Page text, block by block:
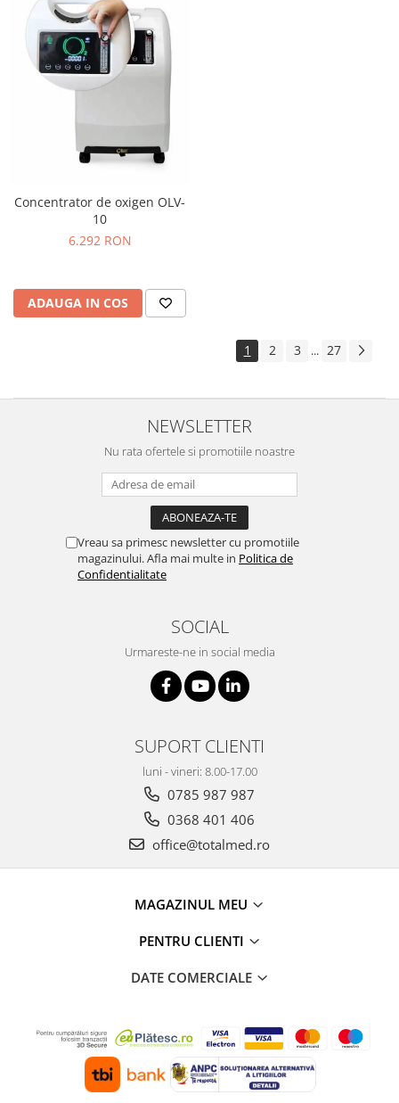
Concentrator de oxigen OLV-
10
6.292 RON
ADAUGA IN COS
1 2 3 ... 27
NEWSLETTER
Nu rata ofertele si promotiile noastre
Vreau sa primesc newsletter cu promotiile
magazinului. Afla mai multe in Politica de
Confidentialitate
SOCIAL
Urmareste-ne in social media
SUPORT CLIENTI
luni - vineri: 8.00-17.00
0785 987 987
0368 401 406
office@totalmed.ro
MAGAZINUL MEU
PENTRU CLIENTI
DATE COMERCIALE